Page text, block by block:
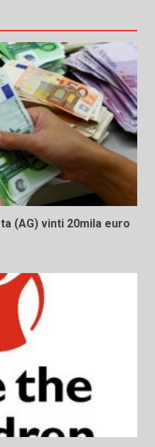
(AG) vinti 20mila euro